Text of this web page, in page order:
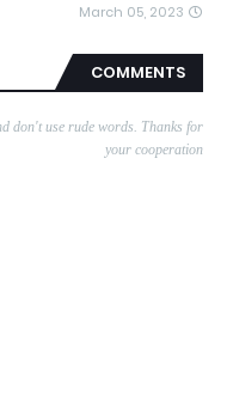
March 05, 2023
COMMENTS
don't use rude words. Thanks for
your cooperation